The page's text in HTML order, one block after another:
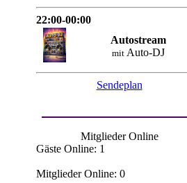
22:00-00:00
Autostream
mitAuto-DJ
Sendeplan
Mitglieder Online
Gäste Online: 1
Mitglieder Online: 0